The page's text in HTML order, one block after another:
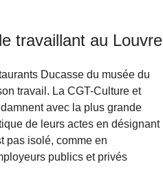
travaillant au Louvre
Ducasse du musée du
travail. La CGT-Culture et
avec la plus grande
de leurs actes en désignant
pas isolé, comme en
publics et privés